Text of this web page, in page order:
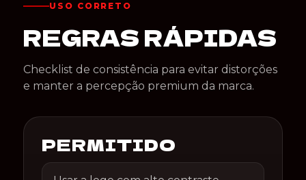
USO CORRETO
REGRAS RÁPIDAS
Checklist de consistência para evitar distorções
e manter a percepção premium da marca.
PERMITIDO